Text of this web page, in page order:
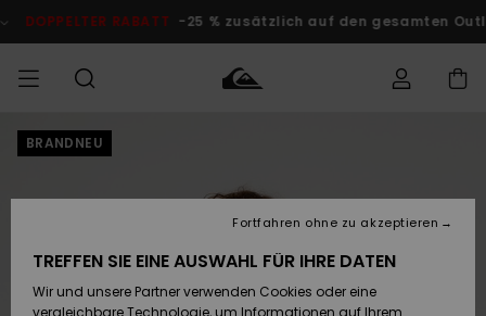
Produktinformation
DOPPELTER RABATT -25 % zusätzlich auf den gesamten
MÄNNER
Accessoires
Schuhe&
Accessoires
Schuhe&
FRAUEN
Brandneu
Highlights
Kinder
Snow Shop
Kinder
KINDER
Retouren
BRANDNEU
TREFFEN SIE EINE AUSWAHL FÜR IHRE DATEN
Wir und unsere Partner verwenden Cookies oder eine
vergleichbare Technologie, um Informationen auf Ihrem
Fortfahren ohne zu akzeptieren